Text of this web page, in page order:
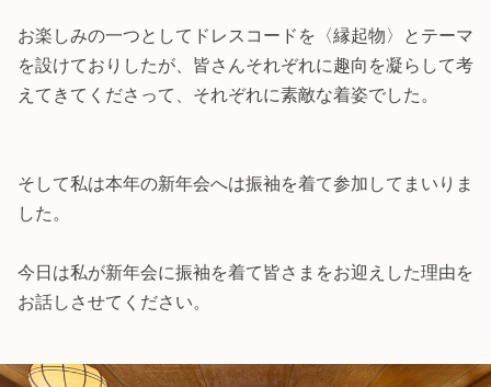
お楽しみの一つとしてドレスコードを〈縁起物〉とテーマ
を設けておりしたが、皆さんそれぞれに趣向を凝らして考
えてきてくださって、それぞれに素敵な着姿でした。
そして私は本年の新年会へは振袖を着て参加してまいりま
した。
今日は私が新年会に振袖を着て皆さまをお迎えした理由を
お話しさせてください。